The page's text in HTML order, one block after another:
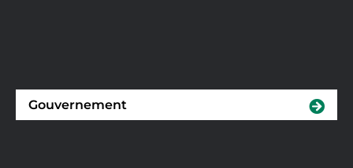
Gouvernement